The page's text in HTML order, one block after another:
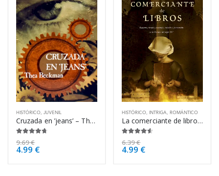
HISTÓRICO JUVENIL
Cruzada en ’jeans’ – Thea Beckman
9.69€
4.99 €
HISTÓRICO INTRIGA ROMÁNTICO
La comerciante de libros – Brenda Rickman Vantrease
6.39€
4.99 €